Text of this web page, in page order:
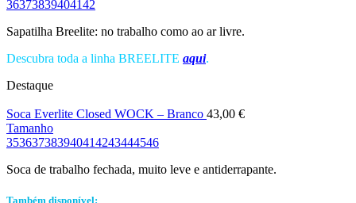
36373839404142
Sapatilha Breelite: no trabalho como ao ar livre.
Descubra toda a linha BREELITE aqui.
Destaque
Soca Everlite Closed WOCK – Branco 43,00 €
Tamanho
353637383940414243444546
Soca de trabalho fechada, muito leve e antiderrapante.
Também disponível: